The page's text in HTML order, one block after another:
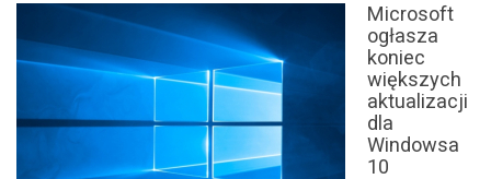
Microsoft
ogłasza
koniec
większych
aktualizacji
dla
Windowsa
10